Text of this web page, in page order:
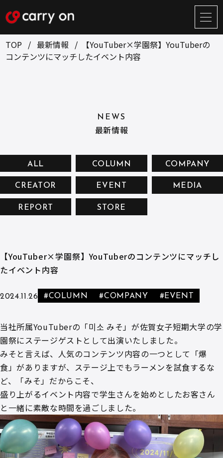
サ
イ
ト
メ
RECRUIT
お問い合せ
プライバシーポリシー
TOP 最新情報
【YouTuber×学園祭】YouTuberの
コンテンツにマッチしたイベント内容
NEWS
最新情報
ALL COLUMN COMPANY
CREATOR EVENT MEDIA
REPORT STORE
【YouTuber×学園祭】YouTuberのコンテンツにマッチし
たイベント内容
2024.11.26 #COLUMN #COMPANY #EVENT
当社所属YouTuberの「미소 みそ」が佐賀女子短期大学の学
園祭にステージゲストとして出演いたしました。
みそと言えば、人気のコンテンツ内容の一つとして「爆
食」がありますが、ステージ上でもラーメンを試食するな
ど、「みそ」だからこそ、
盛り上がるイベント内容で学生さんを始めとしたお客さん
と一緒に素敵な時間を過ごしました。